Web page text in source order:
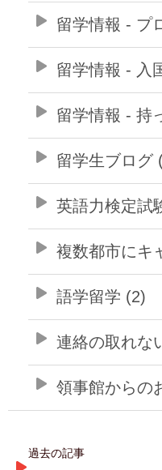
留学情報 - プ
留学情報 - 入
留学情報 - 持
留学生ブログ
英語力検定試
複数都市に
語学留学 (2)
連絡の取れな
領事館からの
過去の記事